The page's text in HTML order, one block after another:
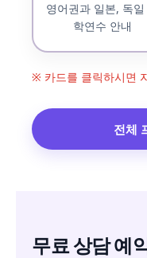
영어권과 일본, 독일
학연수 안내
※ 카드를 클릭하시면
전체
무료 상담 예